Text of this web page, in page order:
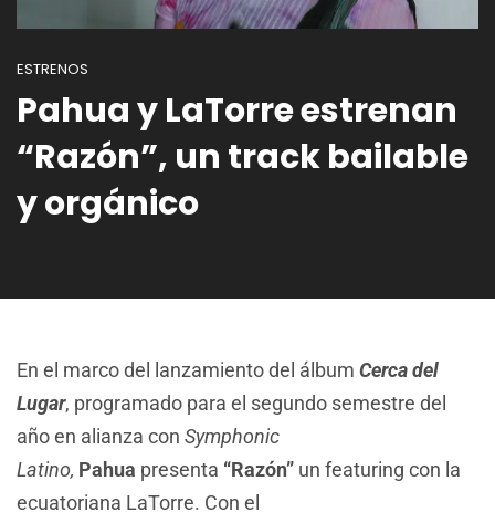
ESTRENOS
Pahua y LaTorre estrenan
“Razón”, un track bailable
y orgánico
En el marco del lanzamiento del álbum Cerca del
Lugar, programado para el segundo semestre del
año en alianza con Symphonic
Latino, Pahua presenta “Razón” un featuring con la
ecuatoriana LaTorre. Con el